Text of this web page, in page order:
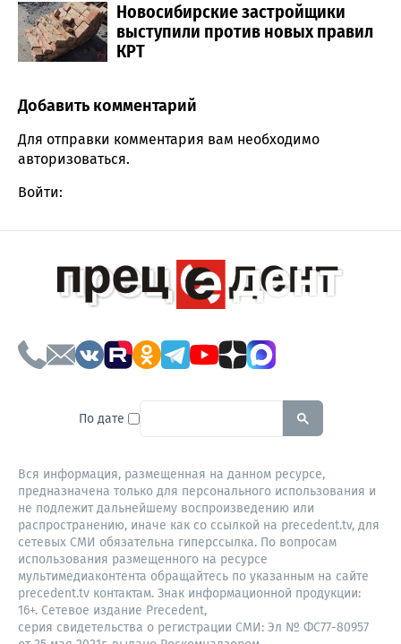
Новосибирские застройщики
выступили против новых правил
КРТ
Comment section
Добавить комментарий
Для отправки комментария вам необходимо
авторизоваться.
Войти:
По дате To search this site, enter a
Вся информация, размещенная на данном ресурсе,
предназначена только для персонального использования и
не подлежит дальнейшему воспроизведению или
распространению, иначе как со ссылкой на precedent.tv, для
сетевых СМИ обязательна гиперссылка. По вопросам
использования размещенного на ресурсе
мультимедиаконтента обращайтесь по указанным на сайте
precedent.tv контактам. Знак информационной продукции:
16+. Сетевое издание Precedent,
серия свидетельства о регистрации СМИ: Эл № ФС77-80957